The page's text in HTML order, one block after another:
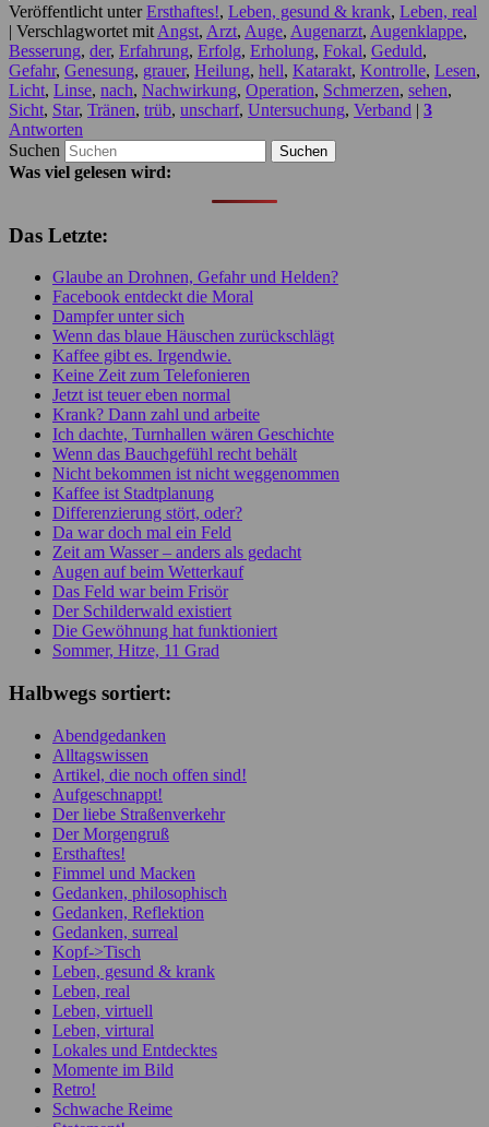
Veröffentlicht unter Ersthaftes!, Leben, gesund & krank, Leben, real
| Verschlagwortet mit Angst, Arzt, Auge, Augenarzt, Augenklappe,
Besserung, der, Erfahrung, Erfolg, Erholung, Fokal, Geduld,
Gefahr, Genesung, grauer, Heilung, hell, Katarakt, Kontrolle, Lesen,
Licht, Linse, nach, Nachwirkung, Operation, Schmerzen, sehen,
Sicht, Star, Tränen, trüb, unscharf, Untersuchung, Verband | 3
Antworten
Suchen
Was viel gelesen wird:
Das Letzte:
Glaube an Drohnen, Gefahr und Helden?
Facebook entdeckt die Moral
Dampfer unter sich
Wenn das blaue Häuschen zurückschlägt
Kaffee gibt es. Irgendwie.
Keine Zeit zum Telefonieren
Jetzt ist teuer eben normal
Krank? Dann zahl und arbeite
Ich dachte, Turnhallen wären Geschichte
Wenn das Bauchgefühl recht behält
Nicht bekommen ist nicht weggenommen
Kaffee ist Stadtplanung
Differenzierung stört, oder?
Da war doch mal ein Feld
Zeit am Wasser – anders als gedacht
Augen auf beim Wetterkauf
Das Feld war beim Frisör
Der Schilderwald existiert
Die Gewöhnung hat funktioniert
Sommer, Hitze, 11 Grad
Halbwegs sortiert:
Abendgedanken
Alltagswissen
Artikel, die noch offen sind!
Aufgeschnappt!
Der liebe Straßenverkehr
Der Morgengruß
Ersthaftes!
Fimmel und Macken
Gedanken, philosophisch
Gedanken, Reflektion
Gedanken, surreal
Kopf->Tisch
Leben, gesund & krank
Leben, real
Leben, virtuell
Leben, virtural
Lokales und Entdecktes
Momente im Bild
Retro!
Schwache Reime